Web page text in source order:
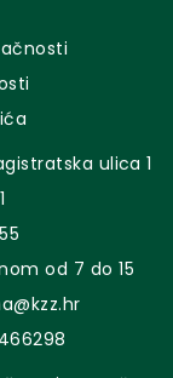
ulica 1
od 7 do 15